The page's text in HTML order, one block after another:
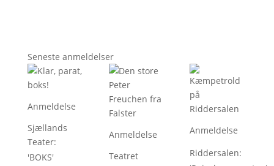
Seneste anmeldelser
Anmeldelse
Sjællands
Teater:
'BOKS'
Anmeldelse
Teatret
Anmeldelse
Riddersalen: